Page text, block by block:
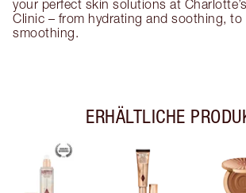
your perfect skin solutions at
Clinic – from hydrating and soothing,
smoothing.
ERHÄLTLICHE